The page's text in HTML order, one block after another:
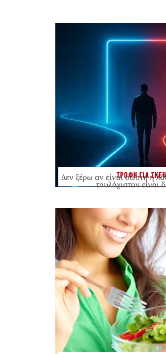
ΤΡΟΦΗ ΓΙΑ
Δεν ξέρω αν είναι σωστή ή
τουλάχιστον είναι